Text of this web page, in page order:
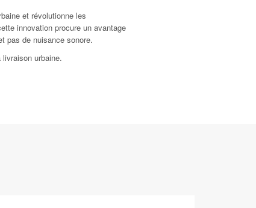
et révolutionne les
innovation procure un avantage
pas de nuisance sonore.
urbaine.